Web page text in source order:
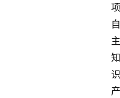
项
自
主
知
识
产